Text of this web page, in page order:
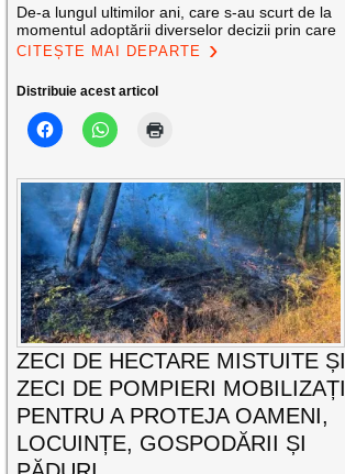
De-a lungul ultimilor ani, care s-au scurt de la
momentul adoptării diverselor decizii prin care
CITEȘTE MAI DEPARTE
Distribuie acest articol
ZECI DE HECTARE MISTUITE ȘI
ZECI DE POMPIERI MOBILIZAȚI
PENTRU A PROTEJA OAMENI,
LOCUINȚE, GOSPODĂRII ȘI